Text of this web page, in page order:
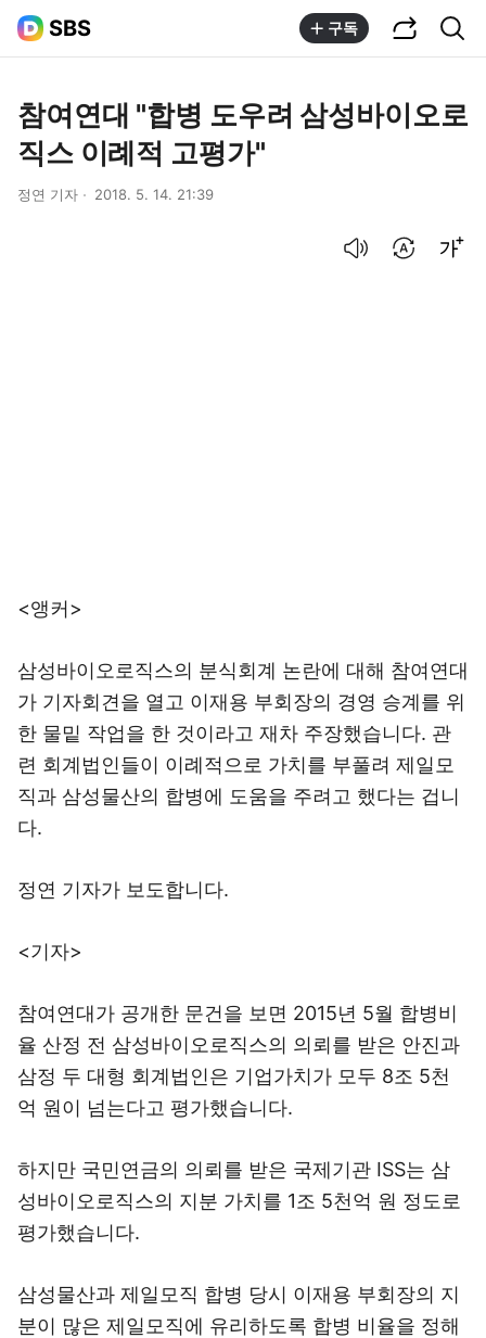
SBS 구독
참여연대 "합병 도우려 삼성바이오로
직스 이례적 고평가"
정연 기자 2018. 5. 14. 21:39
<앵커>
삼성바이오로직스의 분식회계 논란에 대해 참여연대
가 기자회견을 열고 이재용 부회장의 경영 승계를 위
한 물밑 작업을 한 것이라고 재차 주장했습니다. 관
련 회계법인들이 이례적으로 가치를 부풀려 제일모
직과 삼성물산의 합병에 도움을 주려고 했다는 겁니
다.
정연 기자가 보도합니다.
<기자>
참여연대가 공개한 문건을 보면 2015년 5월 합병비
율 산정 전 삼성바이오로직스의 의뢰를 받은 안진과
삼정 두 대형 회계법인은 기업가치가 모두 8조 5천
억 원이 넘는다고 평가했습니다.
하지만 국민연금의 의뢰를 받은 국제기관 ISS는 삼
성바이오로직스의 지분 가치를 1조 5천억 원 정도로
평가했습니다.
삼성물산과 제일모직 합병 당시 이재용 부회장의 지
분이 많은 제일모직에 유리하도록 합병 비율을 정해